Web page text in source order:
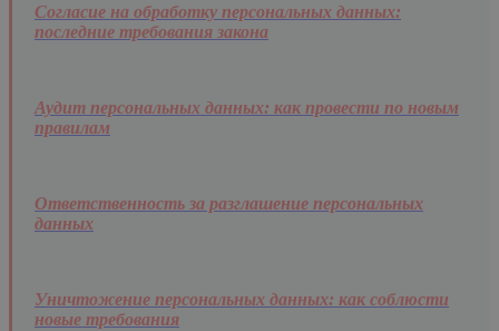
Согласие на обработку персональных данных:
последние требования закона
Аудит персональных данных: как провести по новым
правилам
Ответственность за разглашение персональных
данных
Уничтожение персональных данных: как соблюсти
новые требования